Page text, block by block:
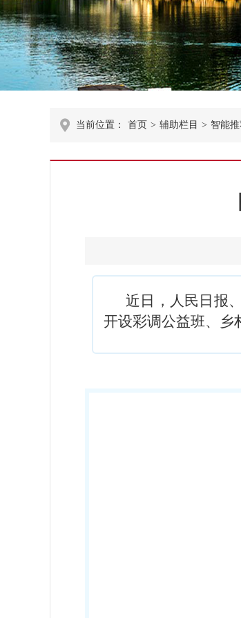
当前位置： 首页 > 辅助栏目 > 智能
近日，人民日报
开设彩调公益班、乡